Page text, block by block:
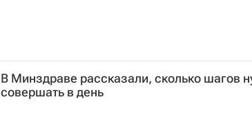
В Минздраве рассказали, сколько шагов
совершать в день